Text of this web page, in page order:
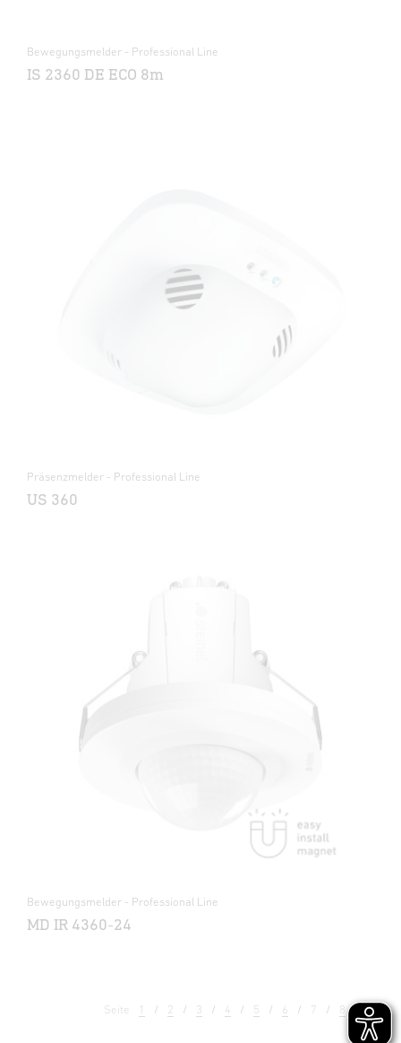
Bewegungsmelder - Professional Line
IS 2360 DE ECO 8m
Präsenzmelder - Professional Line
US 360
Bewegungsmelder - Professional Line
MD IR 4360-24
Seite 1 2 3 4 5 6 7 8 9